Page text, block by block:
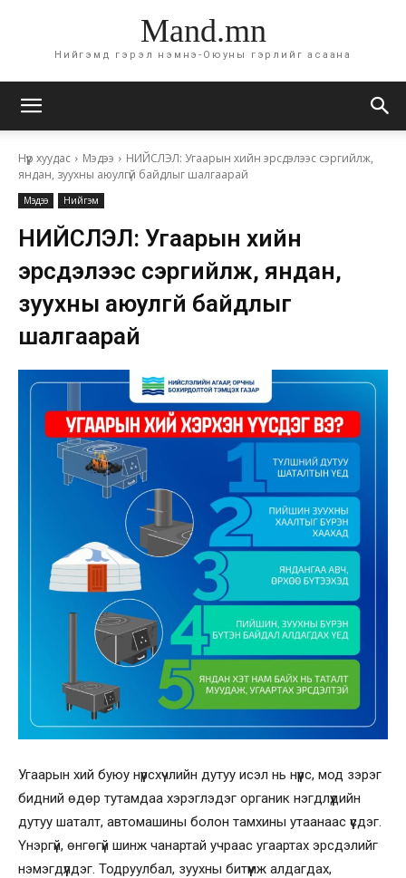
Mand.mn
Нийгэмд гэрэл нэмнэ-Оюуны гэрлийг асаана
Нүүр хуудас Мэдээ
НИЙСЛЭЛ: Угаарын хийн эрсдэлээс сэргийлж,
яндан, зуухны аюулгүй байдлыг шалгаарай
Мэдээ Нийгэм
НИЙСЛЭЛ: Угаарын хийн
эрсдэлээс сэргийлж, яндан,
зуухны аюулгүй байдлыг
шалгаарай
Угаарын хий буюу нүүрсхүчлийн дутуу исэл нь нүүрс, мод зэрэг
бидний өдөр тутамдаа хэрэглэдэг органик нэгдлүүдийн
дутуу шаталт, автомашины болон тамхины утаанаас үүсдэг.
Үнэргүй, өнгөгүй шинж чанартай учраас угаартах эрсдэлийг
нэмэгдүүлдэг. Тодруулбал, зуухны битүүмж алдагдах,